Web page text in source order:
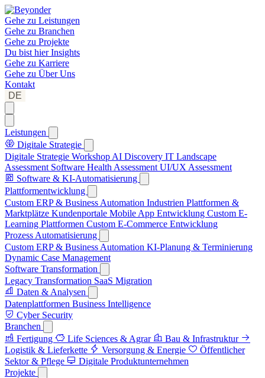
Gehe zu Leistungen
Gehe zu Branchen
Gehe zu Projekte
Du bist hierInsights
Gehe zu Karriere
Gehe zu Über Uns
Kontakt
DE
Leistungen
Digitale Strategie
Digitale Strategie Workshop AI Discovery IT Landscape
Assessment Software Health Assessment UI/UX Assessment
Software & KI-Automatisierung
Plattformentwicklung
Custom ERP & Business Automation Industrien Plattformen &
Marktplätze Kundenportale Mobile App Entwicklung Custom E-
Learning Plattformen Custom E-Commerce Entwicklung
Prozess Automatisierung
Custom ERP & Business Automation KI-Planung & Terminierung
Dynamic Case Management
Software Transformation
Legacy Transformation SaaS Migration
Daten & Analysen
Datenplattformen Business Intelligence
Cyber Security
Branchen
Fertigung
Life Sciences & Agrar
Bau & Infrastruktur
Logistik & Lieferkette
Versorgung & Energie
Öffentlicher
Sektor & Pflege
Digitale Produktunternehmen
Projekte